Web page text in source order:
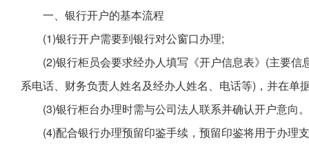
一、银行开户的基本流程
(1)银行开户需要到银行对公窗口办理;
(2)银行柜员会要求经办人填写《开户信息表》(主要
系电话、财务负责人姓名及经办人姓名、电话等)，并在单
(3)银行柜台办理时需与公司法人联系并确认开户意向。
(4)配合银行办理预留印鉴手续，预留印鉴将用于办理